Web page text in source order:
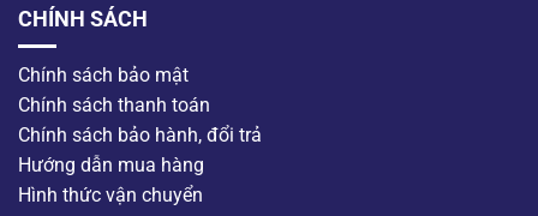
CHÍNH SÁCH
Chính sách bảo mật
Chính sách thanh toán
Chính sách bảo hành, đổi trả
Hướng dẫn mua hàng
Hình thức vận chuyển